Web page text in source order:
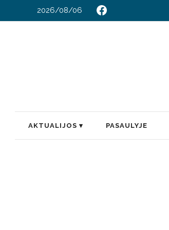
2026/08/06
AKTUALIJOS PASAULYJE